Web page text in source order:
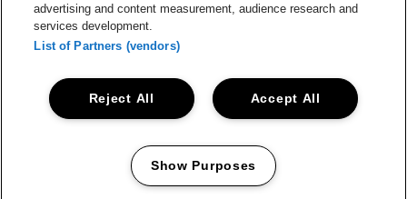
BNP Paribas Fortis - IBAN: BE93 2200 4925 0067 - BIC:
GEBABEBB
ProclaimerCookiesManage my cookiesPrivacy
advertising and content measurement, audience research and
services development.
List of Partners (vendors)
Accept All
Reject All
Show Purposes